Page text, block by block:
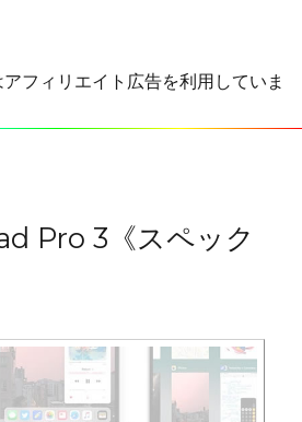
フィリエイト広告を利用していま
Pro 3《スペック